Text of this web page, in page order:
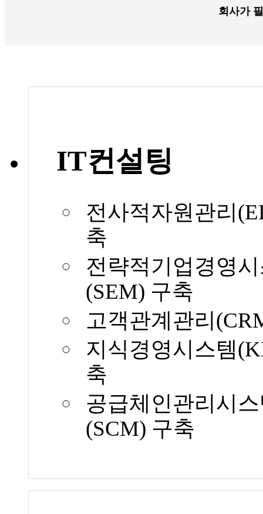
회사가
IT컨설팅
전사적자원관리
축
전략적기업경영
(SEM) 구축
고객관계관리
지식경영시스템
축
공급체인관리시
(SCM) 구축